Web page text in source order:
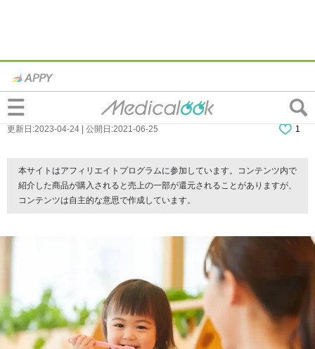
2歳の「茶色い虫歯」の見分け方。進行止め
の方法は？【歯科医監修】
更新日:2023-04-24 | 公開日:2021-06-25 1
本サイトはアフィリエイトプログラムに参加しています。コンテンツ内で
紹介した商品が購入されると売上の一部が還元されることがありますが、
コンテンツは自主的な意思で作成しています。